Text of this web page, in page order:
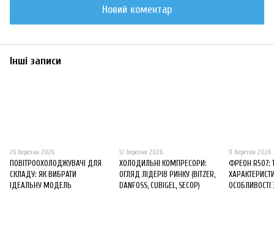
Новий коментар
Інші записи
26 березня 2026
ПОВІТРООХОЛОДЖУВАЧІ ДЛЯ
СКЛАДУ: ЯК ВИБРАТИ
ІДЕАЛЬНУ МОДЕЛЬ
12 березня 2026
ХОЛОДИЛЬНІ КОМПРЕСОРИ:
ОГЛЯД ЛІДЕРІВ РИНКУ (BITZER,
DANFOSS, CUBIGEL, SECOP)
11 березня 2026
ФРЕОН R507: